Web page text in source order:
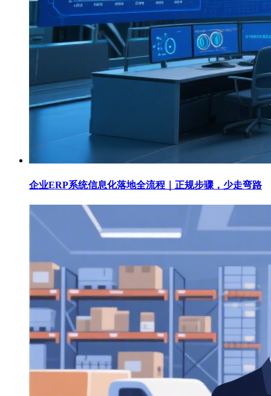
企业ERP系统信息化落地全流程｜正规步骤，少走弯路